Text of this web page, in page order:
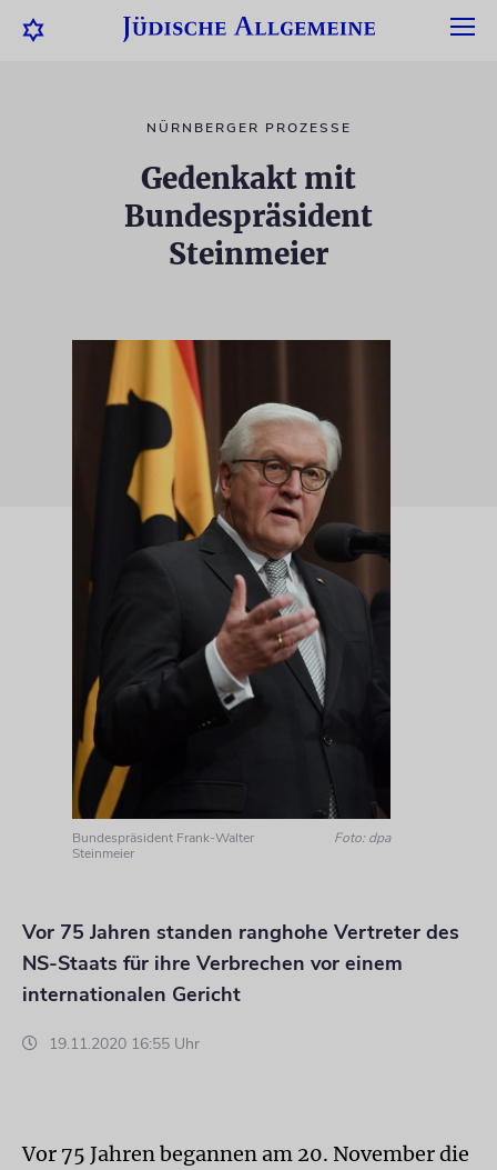
NÜRNBERGER PROZESSE
Gedenkakt mit
Bundespräsident
Steinmeier
Bundespräsident Frank-Walter
Steinmeier
Foto: dpa
Vor 75 Jahren standen ranghohe Vertreter des
NS-Staats für ihre Verbrechen vor einem
internationalen Gericht
19.11.2020 16:55 Uhr
Vor 75 Jahren begannen am 20. November die